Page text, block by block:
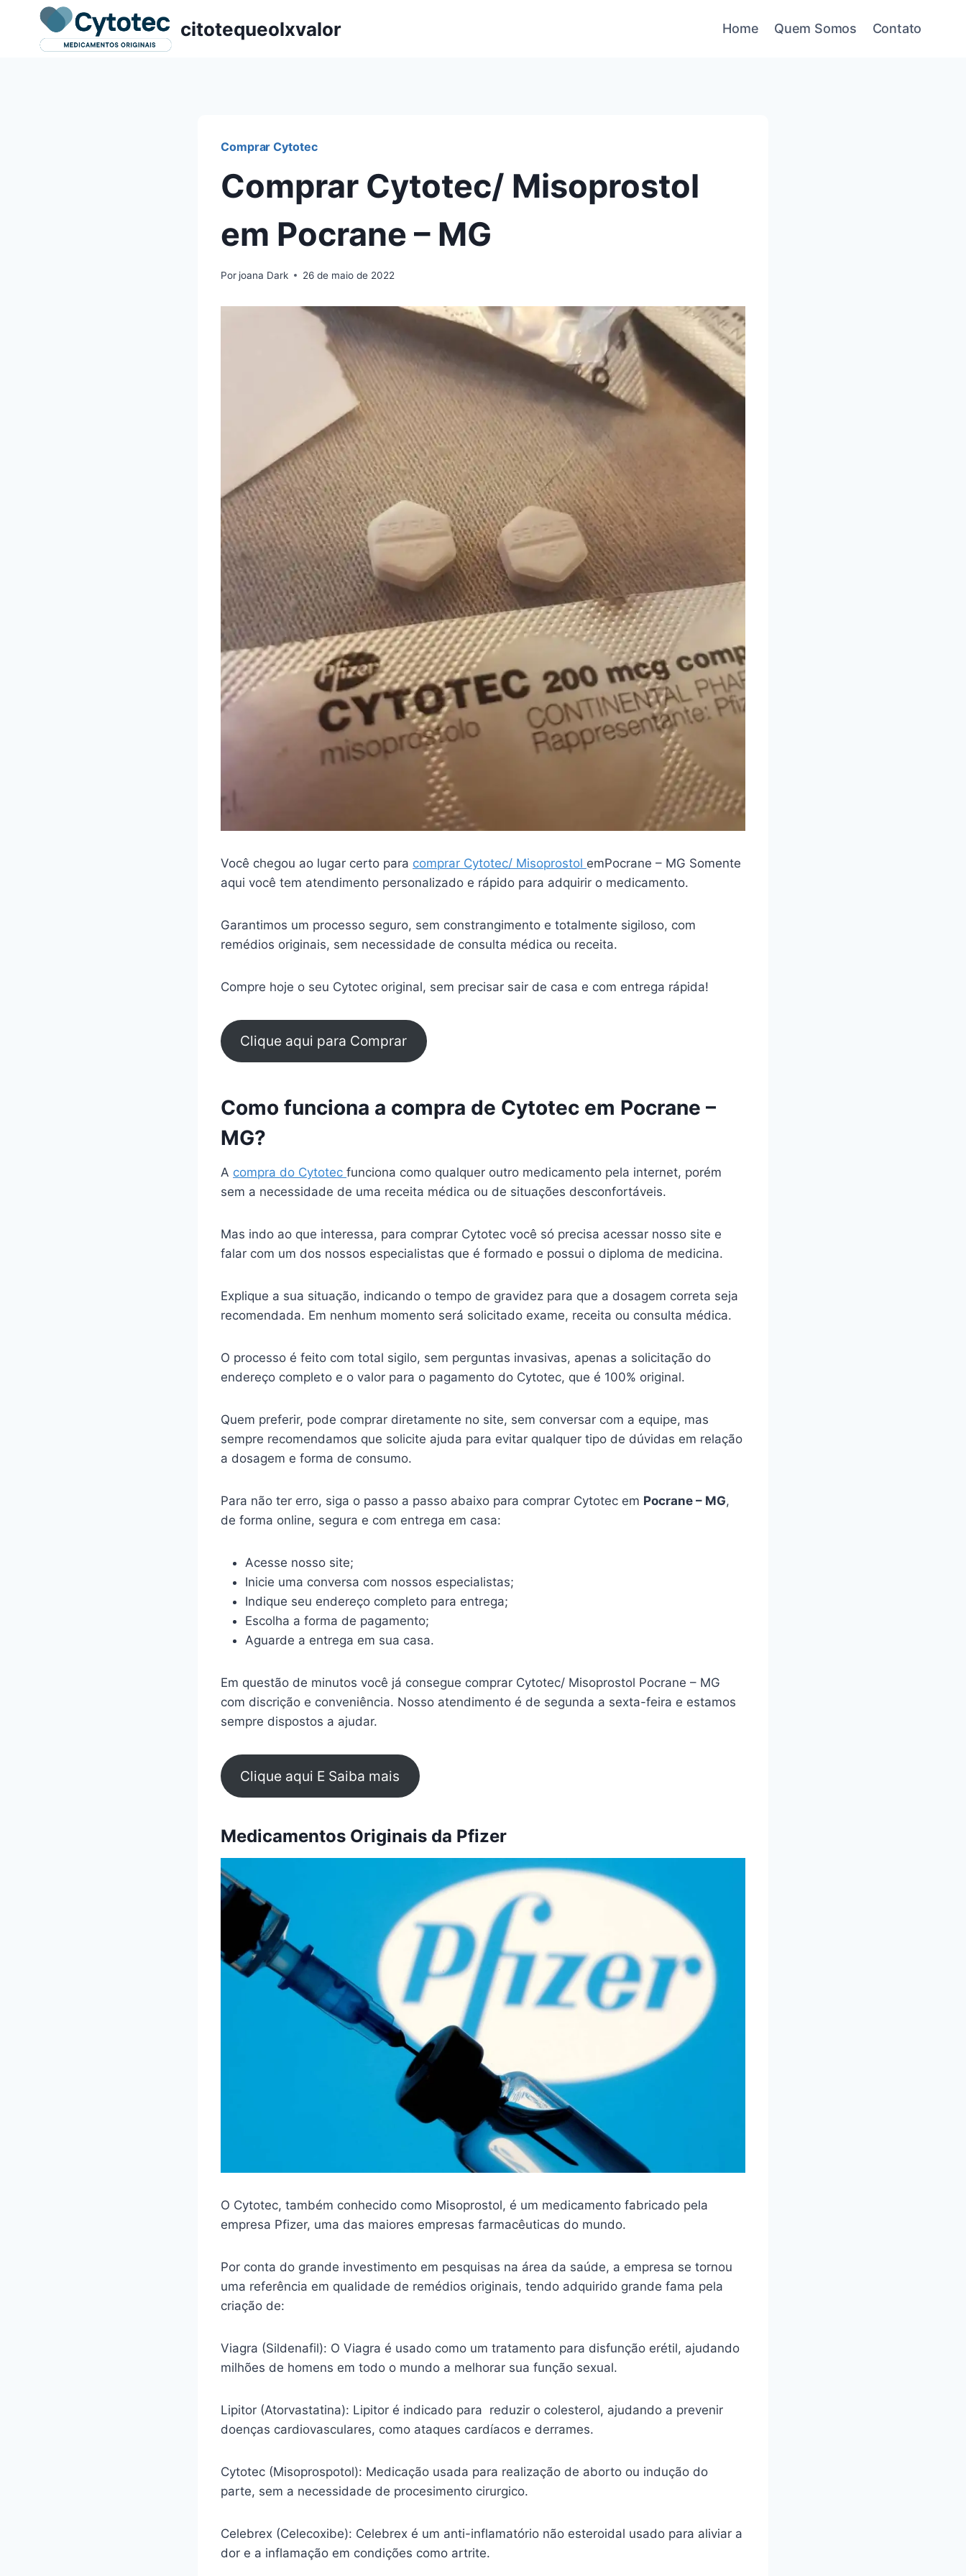
citotequeolxvalor Home Quem Somos Contato
Comprar Cytotec
Comprar Cytotec/ Misoprostol
em Pocrane – MG
Por joana Dark 26 de maio de 2022
Você chegou ao lugar certo para comprar Cytotec/ Misoprostol emPocrane – MG Somente
aqui você tem atendimento personalizado e rápido para adquirir o medicamento.
Garantimos um processo seguro, sem constrangimento e totalmente sigiloso, com
remédios originais, sem necessidade de consulta médica ou receita.
Compre hoje o seu Cytotec original, sem precisar sair de casa e com entrega rápida!
Clique aqui para Comprar
Como funciona a compra de Cytotec em Pocrane –
MG?
A compra do Cytotec funciona como qualquer outro medicamento pela internet, porém
sem a necessidade de uma receita médica ou de situações desconfortáveis.
Mas indo ao que interessa, para comprar Cytotec você só precisa acessar nosso site e
falar com um dos nossos especialistas que é formado e possui o diploma de medicina.
Explique a sua situação, indicando o tempo de gravidez para que a dosagem correta seja
recomendada. Em nenhum momento será solicitado exame, receita ou consulta médica.
O processo é feito com total sigilo, sem perguntas invasivas, apenas a solicitação do
endereço completo e o valor para o pagamento do Cytotec, que é 100% original.
Quem preferir, pode comprar diretamente no site, sem conversar com a equipe, mas
sempre recomendamos que solicite ajuda para evitar qualquer tipo de dúvidas em relação
a dosagem e forma de consumo.
Para não ter erro, siga o passo a passo abaixo para comprar Cytotec em Pocrane – MG,
de forma online, segura e com entrega em casa:
Acesse nosso site;
Inicie uma conversa com nossos especialistas;
Indique seu endereço completo para entrega;
Escolha a forma de pagamento;
Aguarde a entrega em sua casa.
Em questão de minutos você já consegue comprar Cytotec/ Misoprostol Pocrane – MG
com discrição e conveniência. Nosso atendimento é de segunda a sexta-feira e estamos
sempre dispostos a ajudar.
Clique aqui E Saiba mais
Medicamentos Originais da Pfizer
O Cytotec, também conhecido como Misoprostol, é um medicamento fabricado pela
empresa Pfizer, uma das maiores empresas farmacêuticas do mundo.
Por conta do grande investimento em pesquisas na área da saúde, a empresa se tornou
uma referência em qualidade de remédios originais, tendo adquirido grande fama pela
criação de:
Viagra (Sildenafil): O Viagra é usado como um tratamento para disfunção erétil, ajudando
milhões de homens em todo o mundo a melhorar sua função sexual.
Lipitor (Atorvastatina): Lipitor é indicado para reduzir o colesterol, ajudando a prevenir
doenças cardiovasculares, como ataques cardíacos e derrames.
Cytotec (Misoprospotol): Medicação usada para realização de aborto ou indução do
parte, sem a necessidade de procesimento cirurgico.
Celebrex (Celecoxibe): Celebrex é um anti-inflamatório não esteroidal usado para aliviar a
dor e a inflamação em condições como artrite.